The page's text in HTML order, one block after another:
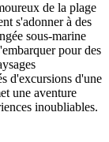
de la plage
s'adonner à des
sous-marine
pour des
d'excursions d'une
une aventure
inoubliables.